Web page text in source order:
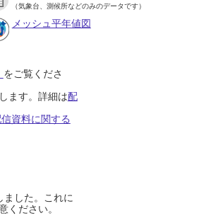
（気象台、測候所などのみのデータです）
メッシュ平年値図
をご覧くださ
ます。詳細は配
資料に関する
した。これに
ください。